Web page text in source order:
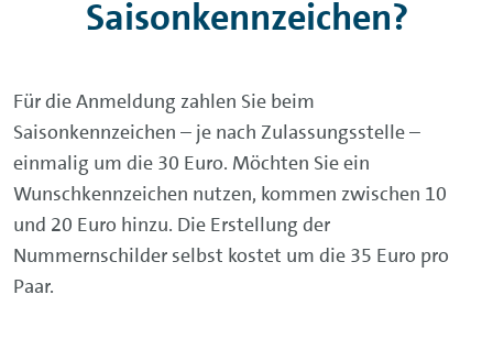
Saisonkennzeichen?
Für die Anmeldung zahlen Sie beim
Saisonkennzeichen – je nach Zulassungsstelle –
einmalig um die 30 Euro. Möchten Sie ein
Wunschkennzeichen nutzen, kommen zwischen 10
und 20 Euro hinzu. Die Erstellung der
Nummernschilder selbst kostet um die 35 Euro pro
Paar.